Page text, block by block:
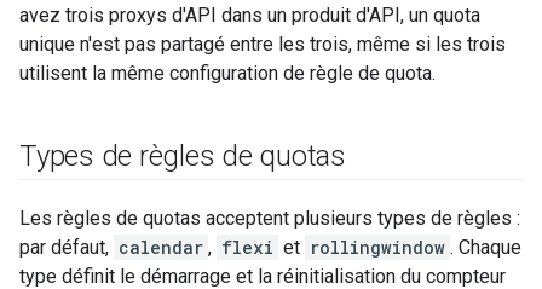
avez trois proxys d'API dans un produit d'API, un quota
unique n'est pas partagé entre les trois, même si les trois
utilisent la même configuration de règle de quota.
Types de règles de quotas
Les règles de quotas acceptent plusieurs types de règles :
par défaut, calendar , flexi et rollingwindow . Chaque
type définit le démarrage et la réinitialisation du compteur